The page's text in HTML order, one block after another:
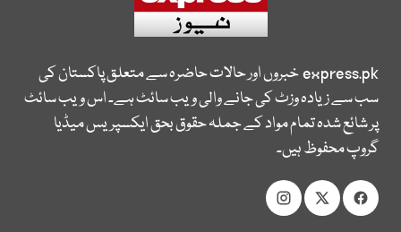
express.pkخبروں اور حالات حاضرہ سے متعلق پاکستان کی
سب سے زیادہ وزٹ کی جانے والی ویب سائٹ ہے۔ اس ویب سائٹ
پر شائع شدہ تمام مواد کے جملہ حقوق بحق ایکسپریس میڈیا
گروپ محفوظ ہیں۔